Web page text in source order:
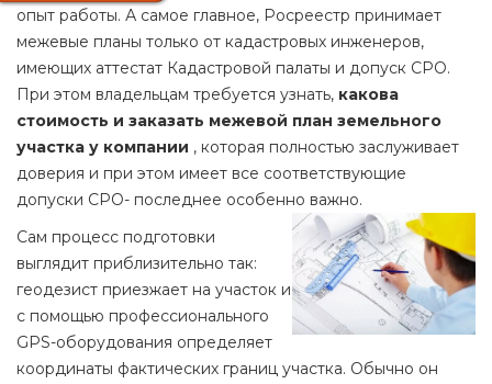
опыт работы. А самое главное, Росреестр принимает
межевые планы только от кадастровых инженеров,
имеющих аттестат Кадастровой палаты и допуск СРО.
При этом владельцам требуется узнать, какова
стоимость и заказать межевой план земельного
участка у компании , которая полностью заслуживает
доверия и при этом имеет все соответствующие
допуски СРО- последнее особенно важно.
Сам процесс подготовки
выглядит приблизительно так:
геодезист приезжает на участок и
с помощью профессионального
GPS-оборудования определяет
координаты фактических границ участка. Обычно он